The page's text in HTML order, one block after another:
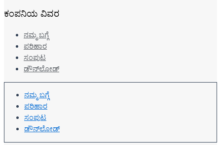
ಕಂಪನಿಯ ವಿವರ
ನಮ್ಮ ಬಗ್ಗೆ
ಪರಿಹಾರ
ಸಂಪುಟ
ಡೌನ್‌ಲೋಡ್
ನಮ್ಮ ಬಗ್ಗೆ
ಪರಿಹಾರ
ಸಂಪುಟ
ಡೌನ್‌ಲೋಡ್